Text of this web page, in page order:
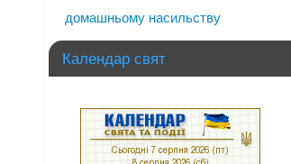
домашньому насильству
Календар свят